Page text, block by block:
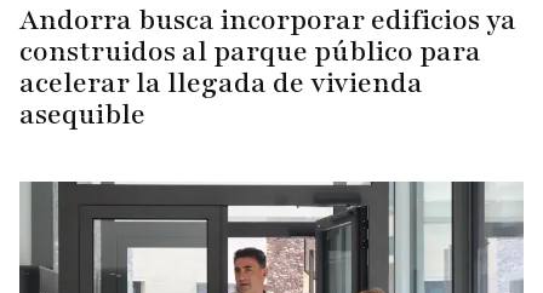
Andorra busca incorporar edificios ya
construidos al parque público para
acelerar la llegada de vivienda
asequible